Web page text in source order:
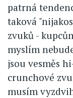
patrná
taková
zvuků -
myslím
jsou vesměs
crunchové
musím